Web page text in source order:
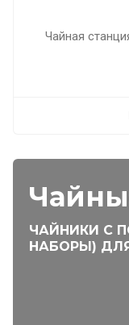
Чайная
ЧАЙНИКИ С
НАБОРЫ)